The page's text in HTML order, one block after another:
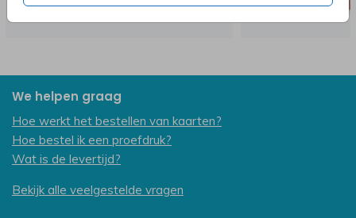
We helpen graag
Hoe werkt het bestellen van kaarten?
Hoe bestel ik een proefdruk?
Wat is de levertijd?
Bekijk alle veelgestelde vragen